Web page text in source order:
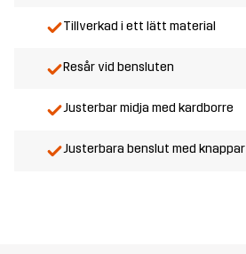
Tillverkad i ett lätt material
Resår vid bensluten
Justerbar midja med kardborre
Justerbara benslut med knappar